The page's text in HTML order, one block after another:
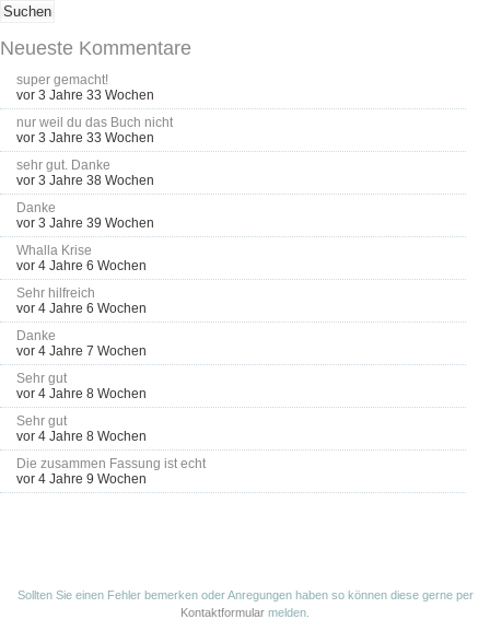
Neueste Kommentare
super gemacht!
vor 3 Jahre 33 Wochen
nur weil du das Buch nicht
vor 3 Jahre 33 Wochen
sehr gut. Danke
vor 3 Jahre 38 Wochen
Danke
vor 3 Jahre 39 Wochen
Whalla Krise
vor 4 Jahre 6 Wochen
Sehr hilfreich
vor 4 Jahre 6 Wochen
Danke
vor 4 Jahre 7 Wochen
Sehr gut
vor 4 Jahre 8 Wochen
Sehr gut
vor 4 Jahre 8 Wochen
Die zusammen Fassung ist echt
vor 4 Jahre 9 Wochen
Sollten Sie einen Fehler bemerken oder Anregungen haben so können diese gerne per
Kontaktformular melden.